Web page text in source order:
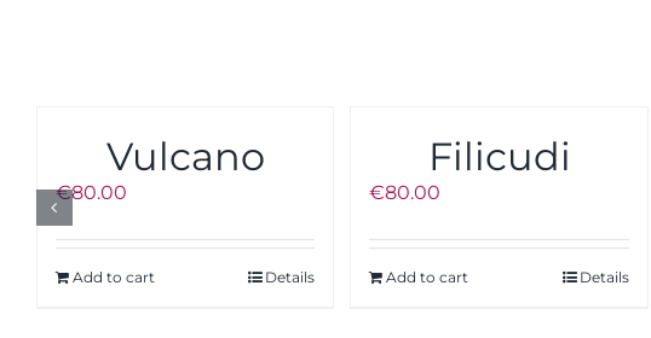
Vulcano
€80.00
Add to cart Details
Filicudi
€80.00
Add to cart Details